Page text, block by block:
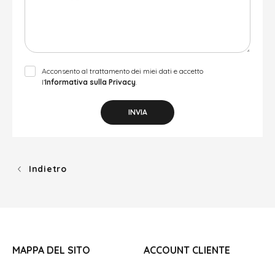
Acconsento al trattamento dei miei dati e accetto
l’Informativa sulla Privacy
INVIA
Indietro
MAPPA DEL SITO ACCOUNT CLIENTE